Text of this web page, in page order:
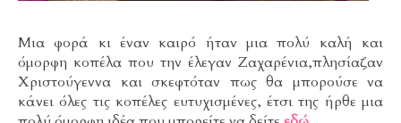
Μια φορά κι έναν καιρό ήταν μια πολύ καλή και
όμορφη κοπέλα που την έλεγαν Ζαχαρένια,πλησίαζαν
Χριστούγεννα και σκεφτόταν πως θα μπορούσε να
κάνει όλες τις κοπέλες ευτυχισμένες, έτσι της ήρθε μια